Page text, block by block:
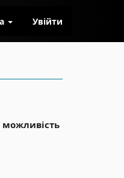
Увійти
можливість